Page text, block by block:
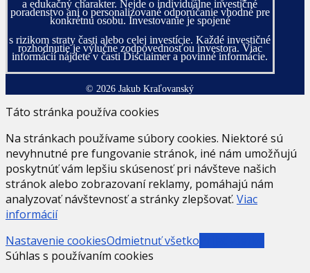
a edukačný charakter. Nejde o individuálne investičné
poradenstvo ani o personalizované odporúčanie vhodné pre
konkrétnu osobu. Investovanie je spojené
s rizikom straty časti alebo celej investície. Každé investičné
rozhodnutie je výlučne zodpovednosťou investora. Viac
informácií nájdete v časti Disclaimer a povinné informácie.
© 2026 Jakub Kraľovanský
Táto stránka používa cookies
Na stránkach používame súbory cookies. Niektoré sú
nevyhnutné pre fungovanie stránok, iné nám umožňujú
poskytnúť vám lepšiu skúsenosť pri návšteve našich
stránok alebo zobrazovaní reklamy, pomáhajú nám
analyzovať návštevnosť a stránky zlepšovať. Viac
informácií
Nastavenie cookiesOdmietnuť všetko
Súhlas s používaním cookies